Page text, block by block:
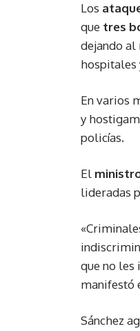
Los
que tres
dejando al
hospitales
En varios
y
policías.
El
lideradas
que no les
manifestó
Sánchez